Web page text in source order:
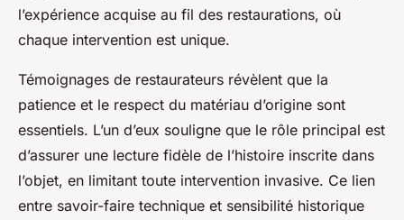
l’expérience acquise au fil des restaurations, où
chaque intervention est unique.
Témoignages de restaurateurs révèlent que la
patience et le respect du matériau d’origine sont
essentiels. L’un d’eux souligne que le rôle principal est
d’assurer une lecture fidèle de l’histoire inscrite dans
l’objet, en limitant toute intervention invasive. Ce lien
entre savoir-faire technique et sensibilité historique